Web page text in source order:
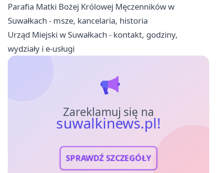
Parafia Matki Bożej Królowej Męczenników w
Suwałkach - msze, kancelaria, historia
Urząd Miejski w Suwałkach - kontakt, godziny,
wydziały i e-usługi
Zareklamuj się na
suwalkinews.pl!
SPRAWDŹ SZCZEGÓŁY